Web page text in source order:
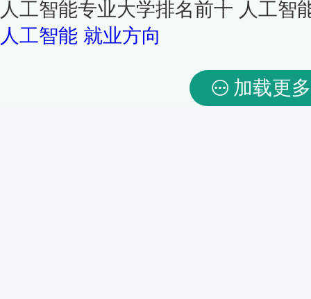
人工智能专业大学排名前十 人工智
人工智能 就业方向
加载更多